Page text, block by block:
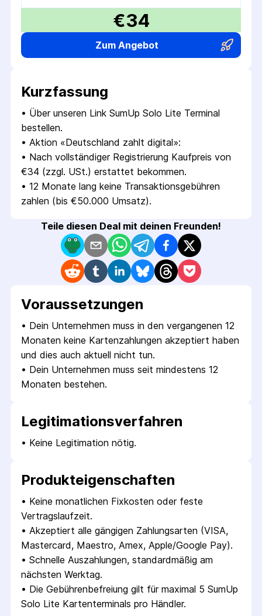
€34
Zum Angebot
Kurzfassung
• Über unseren Link SumUp Solo Lite Terminal
bestellen.
• Aktion «Deutschland zahlt digital»:
• Nach vollständiger Registrierung Kaufpreis von
€34 (zzgl. USt.) erstattet bekommen.
• 12 Monate lang keine Transaktionsgebühren
zahlen (bis €50.000 Umsatz).
Teile diesen Deal mit deinen Freunden!
Voraus­setzungen
• Dein Unternehmen muss in den vergangenen 12
Monaten keine Kartenzahlungen akzeptiert haben
und dies auch aktuell nicht tun.
• Dein Unternehmen muss seit mindestens 12
Monaten bestehen.
Legitimations­verfahren
• Keine Legitimation nötig.
Produkt­eigenschaften
• Keine monatlichen Fixkosten oder feste
Vertragslaufzeit.
• Akzeptiert alle gängigen Zahlungsarten (VISA,
Mastercard, Maestro, Amex, Apple/Google Pay).
• Schnelle Auszahlungen, standardmäßig am
nächsten Werktag.
• Die Gebührenbefreiung gilt für maximal 5 SumUp
Solo Lite Kartenterminals pro Händler.